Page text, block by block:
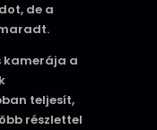
de a
kamerája a
teljesít,
részlettel